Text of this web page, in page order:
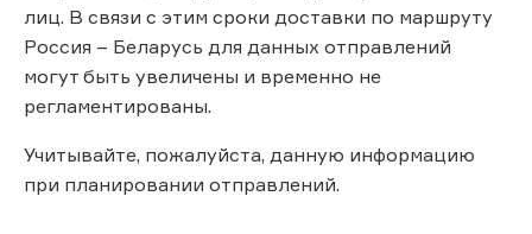
лиц. В связи с этим сроки доставки по маршруту
Россия – Беларусь для данных отправлений
могут быть увеличены и временно не
регламентированы.
Учитывайте, пожалуйста, данную информацию
при планировании отправлений.